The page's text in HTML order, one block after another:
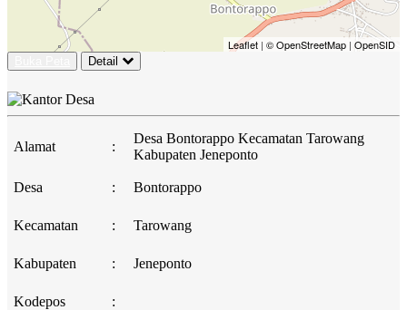
Leaflet | © OpenStreetMap | OpenSID
Detail
Alamat :
Desa Bontorappo Kecamatan Tarowang
Kabupaten Jeneponto
Desa : Bontorappo
Kecamatan : Tarowang
Kabupaten : Jeneponto
Kodepos :